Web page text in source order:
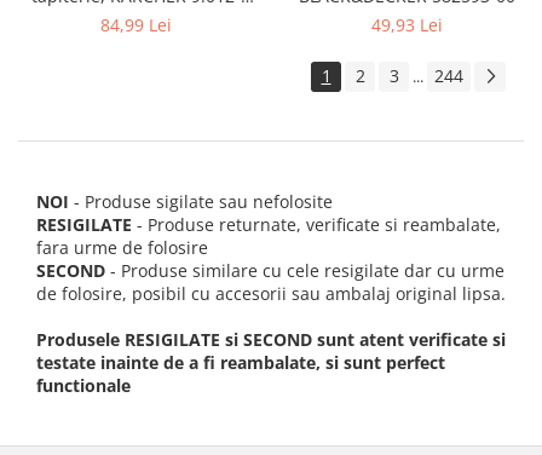
278.0, SE4001, SE4002, SE5100
84,99 Lei
49,93 Lei
1 2 3 ... 244
NOI - Produse sigilate sau nefolosite
RESIGILATE - Produse returnate, verificate si reambalate,
fara urme de folosire
SECOND - Produse similare cu cele resigilate dar cu urme
de folosire, posibil cu accesorii sau ambalaj original lipsa.
Produsele RESIGILATE si SECOND sunt atent verificate si
testate inainte de a fi reambalate, si sunt perfect
functionale